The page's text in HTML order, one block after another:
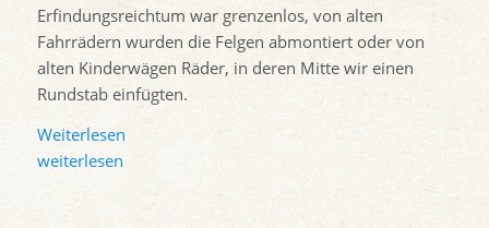
Erfindungsreichtum war grenzenlos, von alten
Fahrrädern wurden die Felgen abmontiert oder von
alten Kinderwägen Räder, in deren Mitte wir einen
Rundstab einfügten.
Weiterlesen
weiterlesen